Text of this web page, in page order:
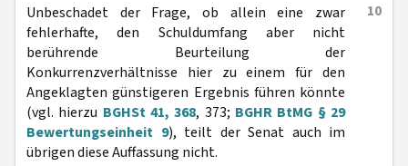
10
Unbeschadet der Frage, ob allein eine zwar
fehlerhafte, den Schuldumfang aber nicht
berührende Beurteilung der
Konkurrenzverhältnisse hier zu einem für den
Angeklagten günstigeren Ergebnis führen könnte
(vgl. hierzu BGHSt 41, 368, 373; BGHR BtMG § 29
Bewertungseinheit 9), teilt der Senat auch im
übrigen diese Auffassung nicht.